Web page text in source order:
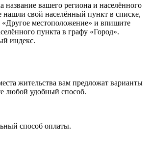
название вашего региона и населённого
нашли свой населённый пункт в списке,
«Другое местоположение» и впишите
пункта в графу «Город».
индекс.
жительства вам предложат варианты
любой удобный способ.
способ оплаты.